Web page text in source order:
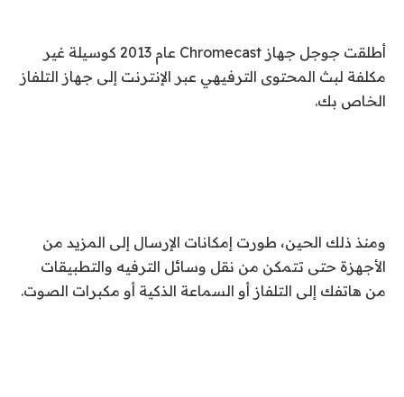
أطلقت جوجل جهاز Chromecast عام 2013 كوسيلة غير
مكلفة لبث المحتوى الترفيهي عبر الإنترنت إلى جهاز التلفاز
الخاص بك.
ومنذ ذلك الحين، طورت إمكانات الإرسال إلى المزيد من
الأجهزة حتى تتمكن من نقل وسائل الترفيه والتطبيقات
من هاتفك إلى التلفاز أو السماعة الذكية أو مكبرات الصوت.